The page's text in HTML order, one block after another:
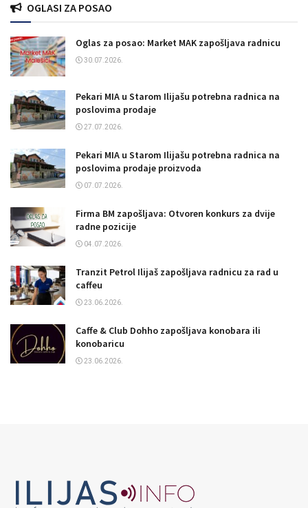
OGLASI ZA POSAO
Oglas za posao: Market MAK zapošljava radnicu
30.07.2026.
Pekari MIA u Starom Ilijašu potrebna radnica na
poslovima prodaje
27.07.2026.
Pekari MIA u Starom Ilijašu potrebna radnica na
poslovima prodaje proizvoda
07.07.2026.
Firma BM zapošljava: Otvoren konkurs za dvije
radne pozicije
04.07.2026.
Tranzit Petrol Ilijaš zapošljava radnicu za rad u
caffeu
23.06.2026.
Caffe & Club Dohho zapošljava konobara ili
konobaricu
23.06.2026.